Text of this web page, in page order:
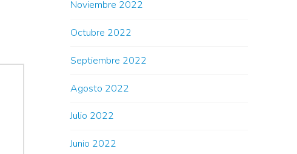
Noviembre 2022
Octubre 2022
Septiembre 2022
Agosto 2022
Julio 2022
Junio 2022